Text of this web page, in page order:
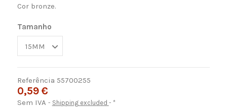
Cor bronze.
Tamanho
Referência 55700255
0,59 €
Sem IVA Shipping excluded *